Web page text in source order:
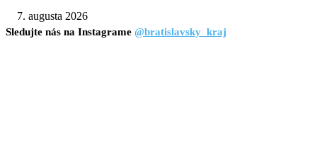
7. augusta 2026
Sledujte nás na Instagrame @bratislavsky_kraj